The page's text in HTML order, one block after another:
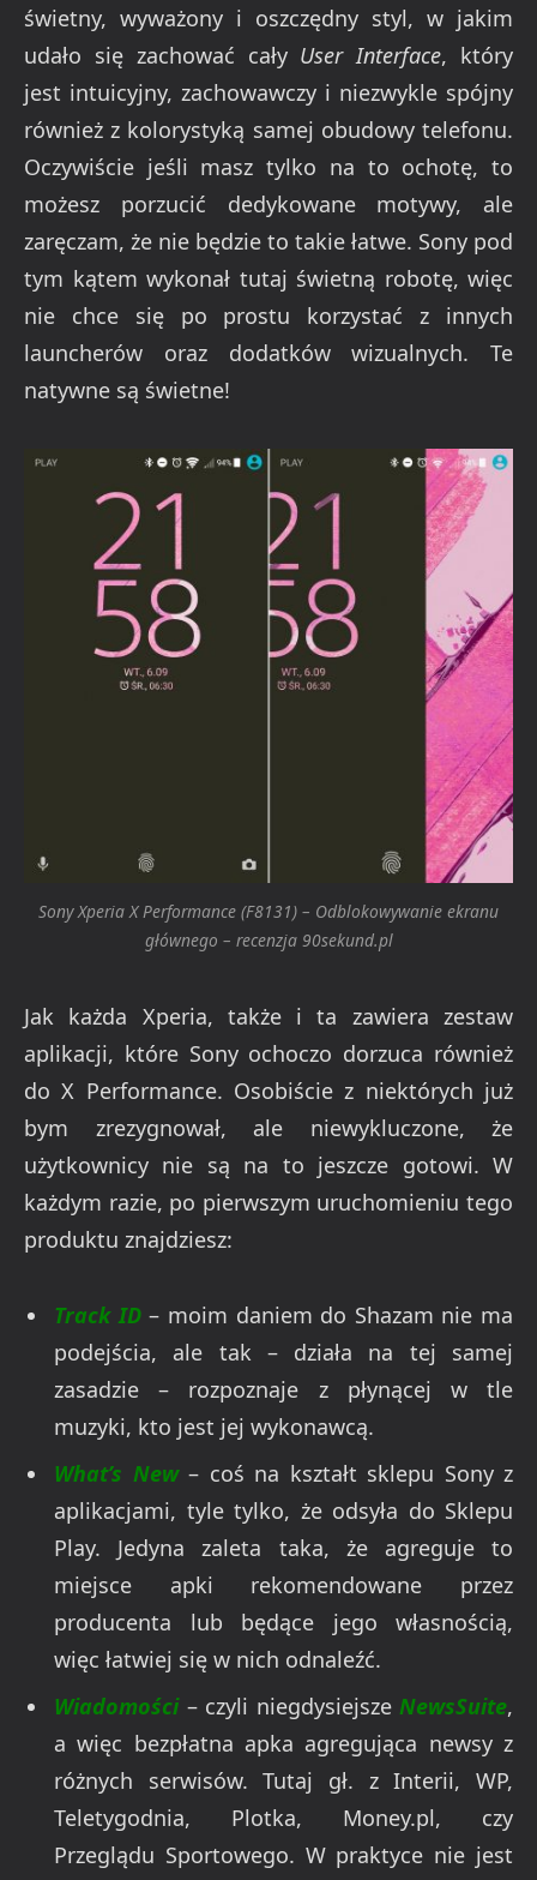
świetny, wyważony i oszczędny styl, w jakim
udało się zachować cały User Interface, który
jest intuicyjny, zachowawczy i niezwykle spójny
również z kolorystyką samej obudowy telefonu.
Oczywiście jeśli masz tylko na to ochotę, to
możesz porzucić dedykowane motywy, ale
zaręczam, że nie będzie to takie łatwe. Sony pod
tym kątem wykonał tutaj świetną robotę, więc
nie chce się po prostu korzystać z innych
launcherów oraz dodatków wizualnych. Te
natywne są świetne!
Sony Xperia X Performance (F8131) – Odblokowywanie ekranu
głównego – recenzja 90sekund.pl
Jak każda Xperia, także i ta zawiera zestaw
aplikacji, które Sony ochoczo dorzuca również
do X Performance. Osobiście z niektórych już
bym zrezygnował, ale niewykluczone, że
użytkownicy nie są na to jeszcze gotowi. W
każdym razie, po pierwszym uruchomieniu tego
produktu znajdziesz:
Track ID– moim daniem do Shazam nie ma
podejścia, ale tak – działa na tej samej
zasadzie – rozpoznaje z płynącej w tle
muzyki, kto jest jej wykonawcą.
What’s New– coś na kształt sklepu Sony z
aplikacjami, tyle tylko, że odsyła do Sklepu
Play. Jedyna zaleta taka, że agreguje to
miejsce apki rekomendowane przez
producenta lub będące jego własnością,
więc łatwiej się w nich odnaleźć.
Wiadomości– czyli niegdysiejsze NewsSuite,
a więc bezpłatna apka agregująca newsy z
różnych serwisów. Tutaj gł. z Interii, WP,
Teletygodnia, Plotka, Money.pl, czy
Przeglądu Sportowego. W praktyce nie jest